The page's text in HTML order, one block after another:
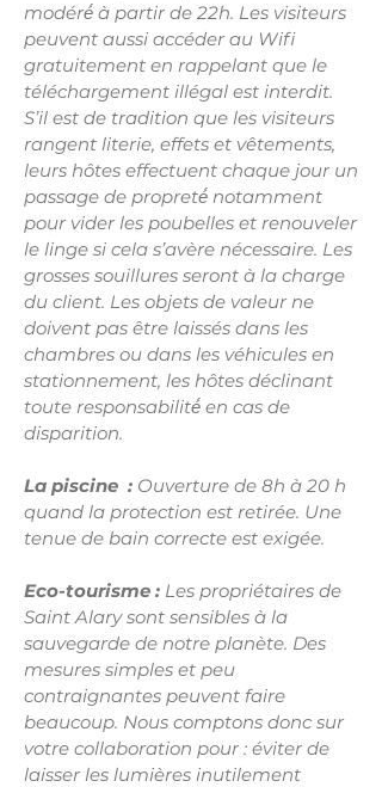
modéré́ à partir de 22h. Les visiteurs
peuvent aussi accéder au Wifi
gratuitement en rappelant que le
téléchargement illégal est interdit.
S’il est de tradition que les visiteurs
rangent literie, effets et vêtements,
leurs hôtes effectuent chaque jour un
passage de propreté́ notamment
pour vider les poubelles et renouveler
le linge si cela s’avère nécessaire. Les
grosses souillures seront à la charge
du client. Les objets de valeur ne
doivent pas être laissés dans les
chambres ou dans les véhicules en
stationnement, les hôtes déclinant
toute responsabilité́ en cas de
disparition.
La piscine : Ouverture de 8h à 20 h
quand la protection est retirée. Une
tenue de bain correcte est exigée.
Eco-tourisme : Les propriétaires de
Saint Alary sont sensibles à la
sauvegarde de notre planète. Des
mesures simples et peu
contraignantes peuvent faire
beaucoup. Nous comptons donc sur
votre collaboration pour : éviter de
laisser les lumières inutilement